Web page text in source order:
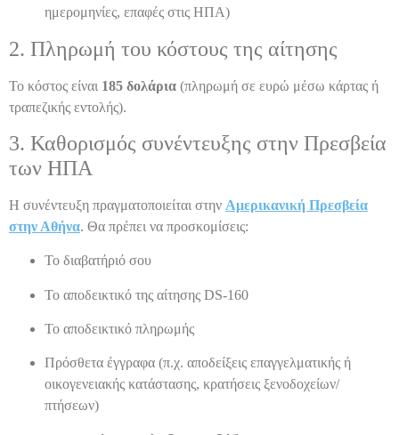
ημερομηνίες, επαφές στις ΗΠΑ)
2. Πληρωμή του κόστους της αίτησης
Το κόστος είναι 185 δολάρια (πληρωμή σε ευρώ μέσω κάρτας ή
τραπεζικής εντολής).
3. Καθορισμός συνέντευξης στην Πρεσβεία
των ΗΠΑ
Η συνέντευξη πραγματοποιείται στην Αμερικανική Πρεσβεία
στην Αθήνα. Θα πρέπει να προσκομίσεις:
Το διαβατήριό σου
Το αποδεικτικό της αίτησης DS-160
Το αποδεικτικό πληρωμής
Πρόσθετα έγγραφα (π.χ. αποδείξεις επαγγελματικής ή
οικογενειακής κατάστασης, κρατήσεις ξενοδοχείων/
πτήσεων)